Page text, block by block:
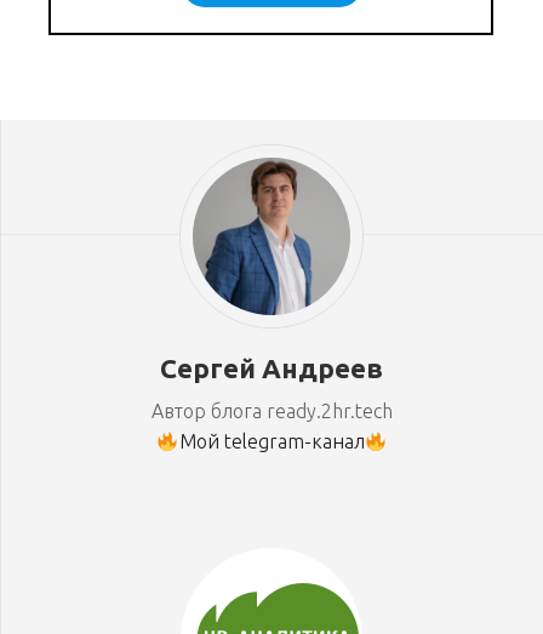
Сергей Андреев
Автор блога ready.2hr.tech
Мой telegram-канал